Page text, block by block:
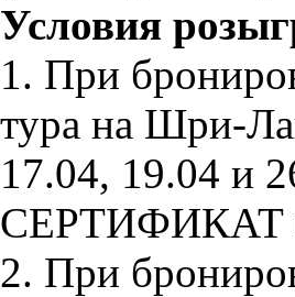
Условия
1. При
тура на Шри-
17.04, 19.04 и
СЕРТИФИКАТ
2. При